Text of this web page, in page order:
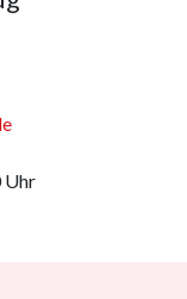
Uhr